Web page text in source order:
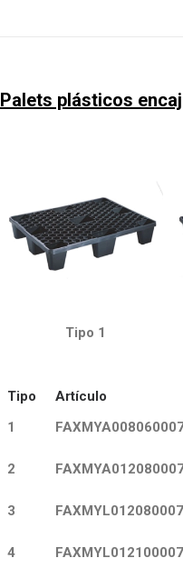
Palets plásticos
Tipo 1
Tipo Artículo
1
2
3
FAXMYL012080007
4
FAXMYL012100007